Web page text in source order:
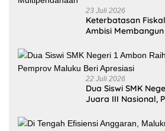
@bm31news.com
Ikuti akun resmi BM31NEWS di
NASIONAL